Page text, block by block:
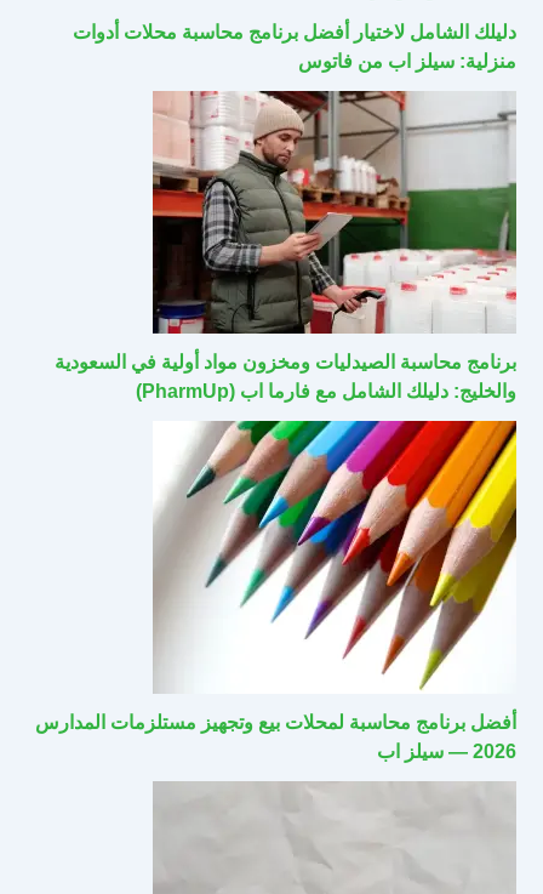
دليلك الشامل لاختيار أفضل برنامج محاسبة محلات أدوات
منزلية: سيلز اب من فاتوس
برنامج محاسبة الصيدليات ومخزون مواد أولية في السعودية
والخليج: دليلك الشامل مع فارما اب (PharmUp)
أفضل برنامج محاسبة لمحلات بيع وتجهيز مستلزمات المدارس
2026 — سيلز اب